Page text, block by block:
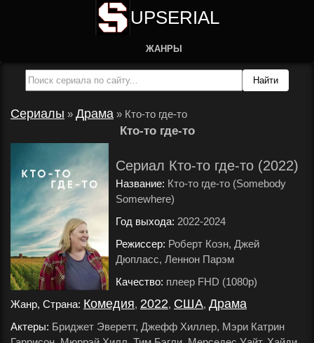
UPSERIAL
ЖАНРЫ
Сериалы » Драма » Кто-то где-то
Кто-то где-то
Сериал Кто-то где-то (2022)
Название: Кто-то где-то (Somebody
Somewhere)
Год выхода: 2022-2024
Режиссер: Роберт Коэн, Джей
Дюпласс, Леннон Парэм
Качество: плеер FHD (1080p)
Жанр, Страна: Комедия, 2022, США, Драма
Актеры: Бриджет Эверетт, Джефф Хиллер, Мэри Катрин